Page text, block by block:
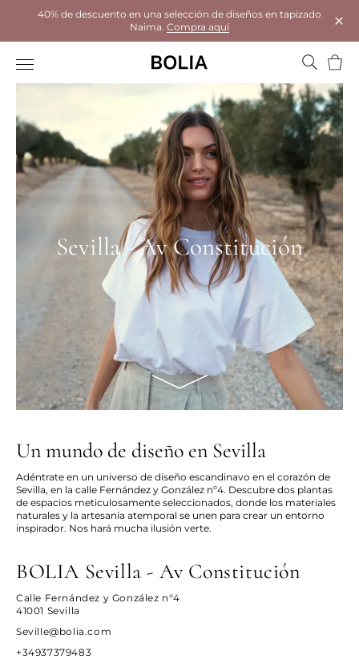
40% de descuento en una selección de diseños en tapizado
Naima. Compra aquí
Sevilla - Av Constitución
Un mundo de diseño en Sevilla
Adéntrate en un universo de diseño escandinavo en el corazón de
Sevilla, en la calle Fernández y González nº4. Descubre dos plantas
de espacios meticulosamente seleccionados, donde los materiales
naturales y la artesanía atemporal se unen para crear un entorno
inspirador. Nos hará mucha ilusión verte.
BOLIA Sevilla - Av Constitución
Calle Fernández y González n°4
41001 Sevilla
Seville@bolia.com
+34937379483